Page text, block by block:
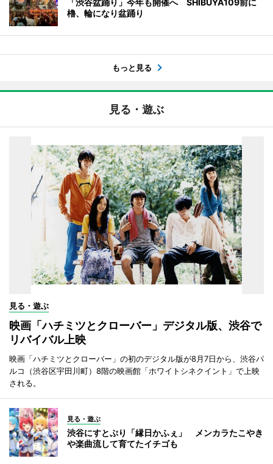
櫓、輪になり盆踊り
もっと見る
見る・遊ぶ
見る・遊ぶ
映画「ハチミツとクローバー」デジタル版、渋谷で
リバイバル上映
映画「ハチミツとクローバー」の初のデジタル版が8月7日から、渋谷パ
ルコ（渋谷区宇田川町）8階の映画館「ホワイトシネクイント」で上映
される。
見る・遊ぶ
渋谷にすとぷり「縁日かふぇ」 メンカラたこやき
や楽曲流して育てたイチゴも